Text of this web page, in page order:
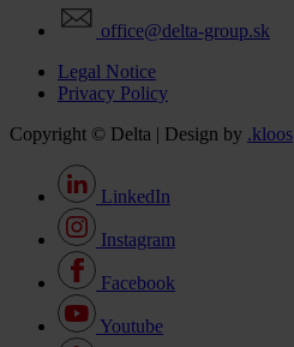
office@delta-group.sk
Legal Notice
Privacy Policy
Copyright © Delta | Design by .kloos
LinkedIn
Instagram
Facebook
Youtube